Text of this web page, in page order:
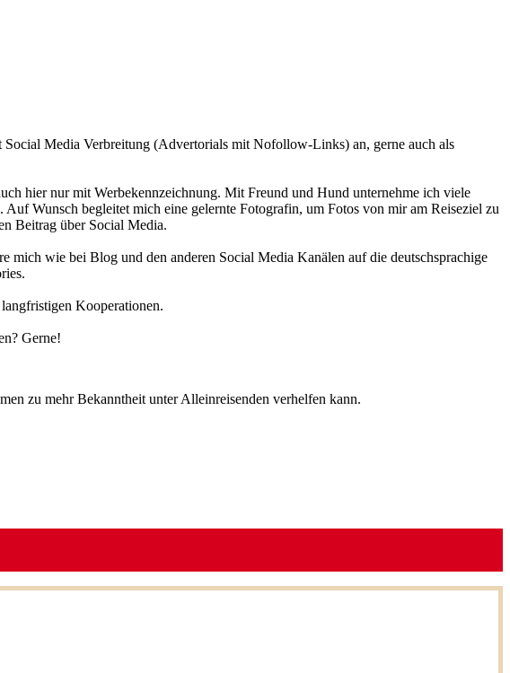
Media Verbreitung (Advertorials mit Nofollow-Links) an, gerne auch als
hier nur mit Werbekennzeichnung. Mit Freund und Hund unternehme ich viele
Wunsch begleitet mich eine gelernte Fotografin, um Fotos von mir am Reiseziel zu
Beitrag über Social Media.
wie bei Blog und den anderen Social Media Kanälen auf die deutschsprachige
Kooperationen.
Gerne!
zu mehr Bekanntheit unter Alleinreisenden verhelfen kann.